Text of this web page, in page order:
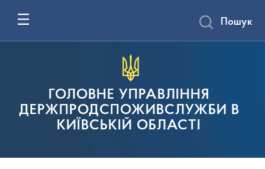
ГОЛОВНЕ УПРАВЛІННЯ
ДЕРЖПРОДСПОЖИВСЛУЖБИ В
КИЇВСЬКІЙ ОБЛАСТІ
Пошук